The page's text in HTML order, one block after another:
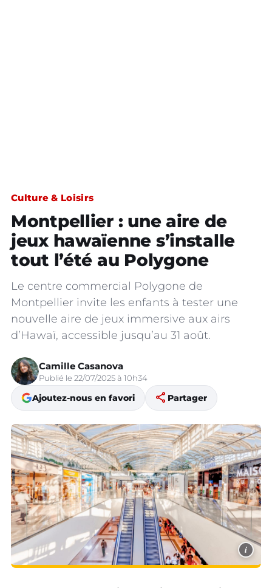
Culture & Loisirs
Montpellier : une aire de
jeux hawaïenne s’installe
tout l’été au Polygone
Le centre commercial Polygone de
Montpellier invite les enfants à tester une
nouvelle aire de jeux immersive aux airs
d’Hawaï, accessible jusqu’au 31 août.
Camille Casanova
Publié le 22/07/2025 à 10h34
Ajoutez-nous en favori share Partager
i